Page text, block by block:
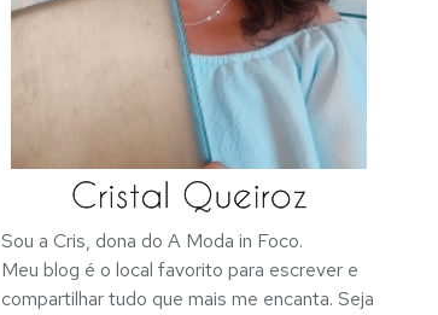
Sou a Cris, dona do A Moda in Foco.
Meu blog é o local favorito para escrever e
compartilhar tudo que mais me encanta. Seja